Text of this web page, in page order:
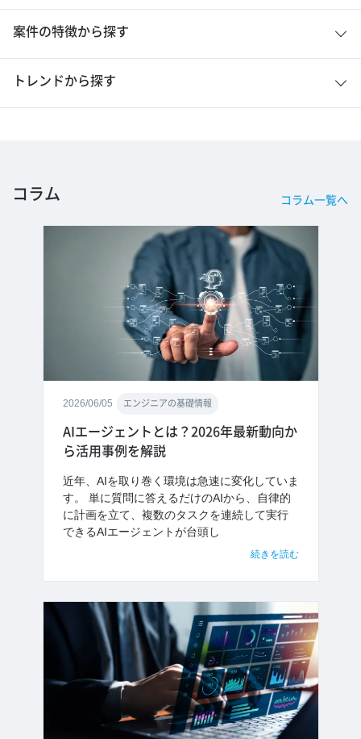
案件の特徴から探す
トレンドから探す
コラム コラム一覧へ
2026/06/05 エンジニアの基礎情報
AIエージェントとは？2026年最新動向か
ら活用事例を解説
近年、AIを取り巻く環境は急速に変化していま
す。 単に質問に答えるだけのAIから、自律的
に計画を立て、複数のタスクを連続して実行
できるAIエージェントが台頭し
続きを読む